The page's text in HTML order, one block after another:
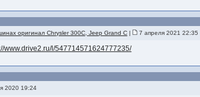
оригинал Chrysler 300C, Jeep Grand C | 7 апреля 2021 22:35
www.drive2.ru/l/547714571624777235/
2020 19:24